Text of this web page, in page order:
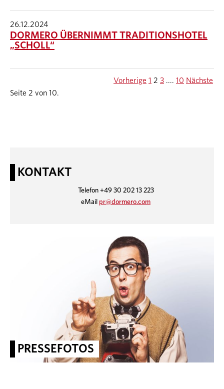
26.12.2024
DORMERO ÜBERNIMMT TRADITIONSHOTEL
„SCHOLL“
Seite 2 von 10.
Vorherige 1 2 3 .... 10 Nächste
KONTAKT
Telefon +49 30 202 13 223
eMail pr@dormero.com
PRESSEFOTOS